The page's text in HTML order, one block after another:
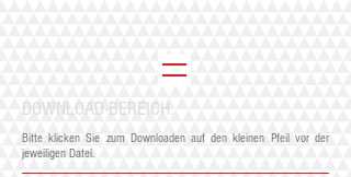
DOWNLOAD-BEREICH.
Bitte klicken Sie zum Downloaden auf den kleinen Pfeil vor der
jeweiligen Datei.